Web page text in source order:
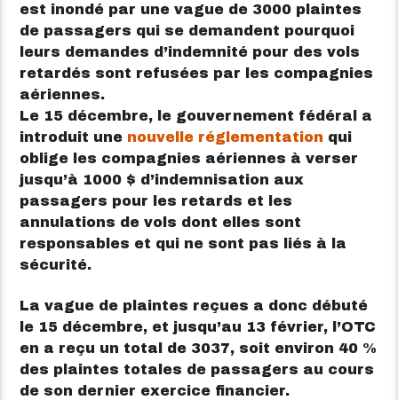
est inondé par une vague de 3000 plaintes
de passagers qui se demandent pourquoi
leurs demandes d’indemnité pour des vols
retardés sont refusées par les compagnies
aériennes.
Le 15 décembre, le gouvernement fédéral a
introduit une nouvelle réglementation qui
oblige les compagnies aériennes à verser
jusqu’à 1000 $ d’indemnisation aux
passagers pour les retards et les
annulations de vols dont elles sont
responsables et qui ne sont pas liés à la
sécurité.
La vague de plaintes reçues a donc débuté
le 15 décembre, et jusqu’au 13 février, l’OTC
en a reçu un total de 3037, soit environ 40 %
des plaintes totales de passagers au cours
de son dernier exercice financier.